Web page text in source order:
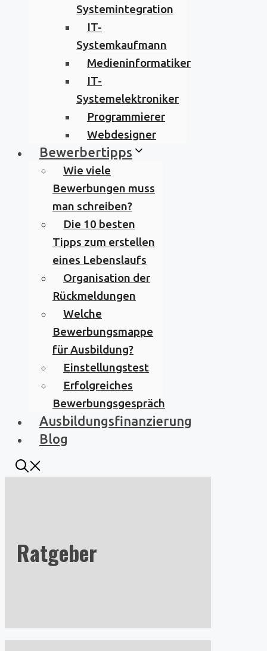
Systemintegration
IT-
Systemkaufmann
Medieninformatiker
IT-
Systemelektroniker
Programmierer
Webdesigner
Bewerbertipps
Wie viele
Bewerbungen muss
man schreiben?
Die 10 besten
Tipps zum erstellen
eines Lebenslaufs
Organisation der
Rückmeldungen
Welche
Bewerbungsmappe
für Ausbildung?
Einstellungstest
Erfolgreiches
Bewerbungsgespräch
Ausbildungsfinanzierung
Blog
Ratgeber